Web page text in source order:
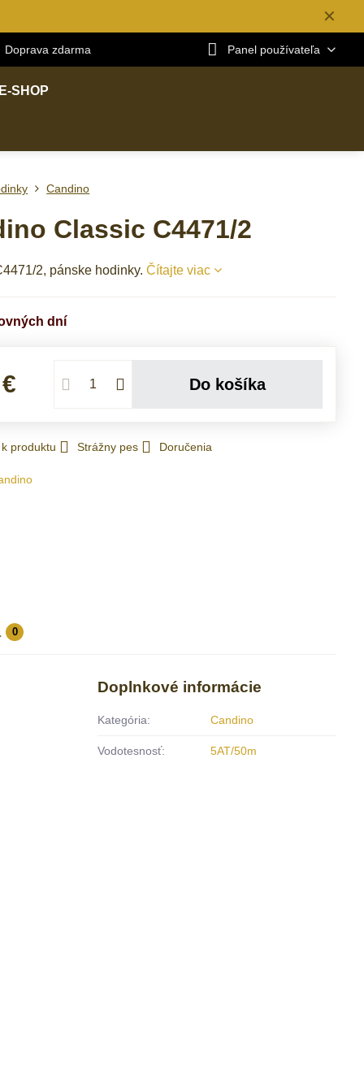
✕
Doprava zdarma Panel používateľa
E-SHOP
Candino
Classic C4471/2
2, pánske hodinky.Čítajte viac
dní
Do košíka
produktu Strážny pes Doručenia
0
Doplnkové informácie
Kategória: Candino
Vodotesnosť: 5AT/50m